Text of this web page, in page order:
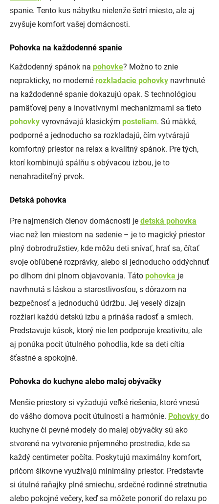
spanie. Tento kus nábytku nielenže šetrí miesto, ale aj
zvyšuje komfort vašej domácnosti.
Pohovka na každodenné spanie
Každodenný spánok na pohovke? Možno to znie
neprakticky, no moderné rozkladacie pohovky navrhnuté
na každodenné spanie dokazujú opak. S technológiou
pamäťovej peny a inovatívnymi mechanizmami sa tieto
pohovky vyrovnávajú klasickým posteliam. Sú mäkké,
podporné a jednoducho sa rozkladajú, čím vytvárajú
komfortný priestor na relax a kvalitný spánok. Pre tých,
ktorí kombinujú spálňu s obývacou izbou, je to
nenahraditeľný prvok.
Detská pohovka
Pre najmenších členov domácnosti je detská pohovka
viac než len miestom na sedenie – je to magický priestor
plný dobrodružstiev, kde môžu deti snívať, hrať sa, čítať
svoje obľúbené rozprávky, alebo si jednoducho oddýchnuť
po dlhom dni plnom objavovania. Táto pohovka je
navrhnutá s láskou a starostlivosťou, s dôrazom na
bezpečnosť a jednoduchú údržbu. Jej veselý dizajn
rozžiari každú detskú izbu a prináša radosť a smiech.
Predstavuje kúsok, ktorý nie len podporuje kreativitu, ale
aj ponúka pocit útulného pohodlia, kde sa deti cítia
šťastné a spokojné.
Pohovka do kuchyne alebo malej obývačky
Menšie priestory si vyžadujú veľké riešenia, ktoré vnesú
do vášho domova pocit útulnosti a harmónie. Pohovky do
kuchyne či pevné modely do malej obývačky sú ako
stvorené na vytvorenie príjemného prostredia, kde sa
každý centimeter počíta. Poskytujú maximálny komfort,
pričom šikovne využívajú minimálny priestor. Predstavte
si útulné raňajky plné smiechu, srdečné rodinné stretnutia
alebo pokojné večery, keď sa môžete ponoriť do relaxu po